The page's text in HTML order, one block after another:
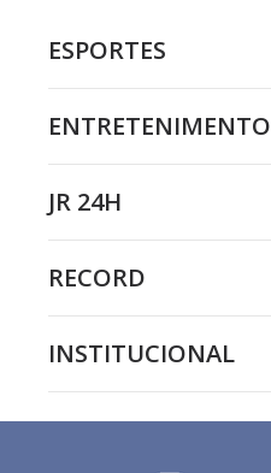
ESPORTES
ENTRETENIMENTO
JR 24H
RECORD
INSTITUCIONAL